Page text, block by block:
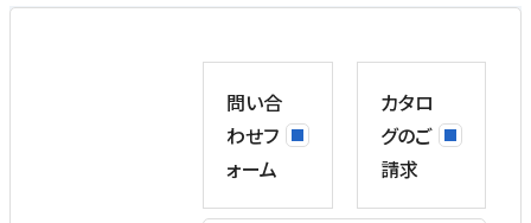
問い合
わせフ
ォーム
カタロ
グのご
請求